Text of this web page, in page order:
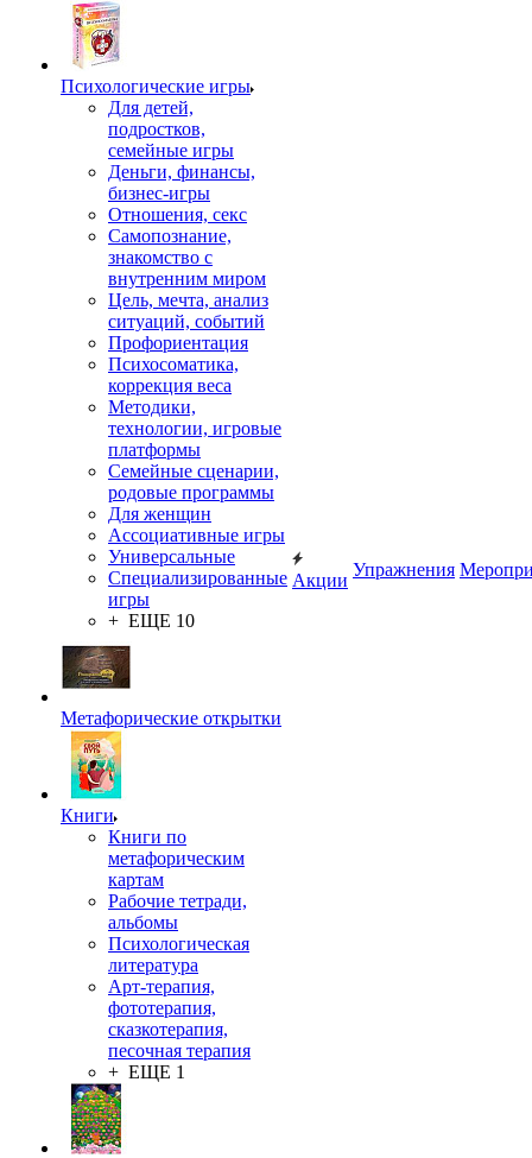
Психологические игры
Для детей,
подростков,
семейные игры
Деньги, финансы,
бизнес-игры
Отношения, секс
Самопознание,
знакомство с
внутренним миром
Цель, мечта, анализ
ситуаций, событий
Профориентация
Психосоматика,
коррекция веса
Методики,
технологии, игровые
платформы
Семейные сценарии,
родовые программы
Для женщин
Ассоциативные игры
Универсальные
Специализированные
игры
+ ЕЩЕ 10
Метафорические открытки
Книги
Книги по
метафорическим
картам
Рабочие тетради,
альбомы
Психологическая
литература
Арт-терапия,
фототерапия,
сказкотерапия,
песочная терапия
+ ЕЩЕ 1
Акции
Упражнения